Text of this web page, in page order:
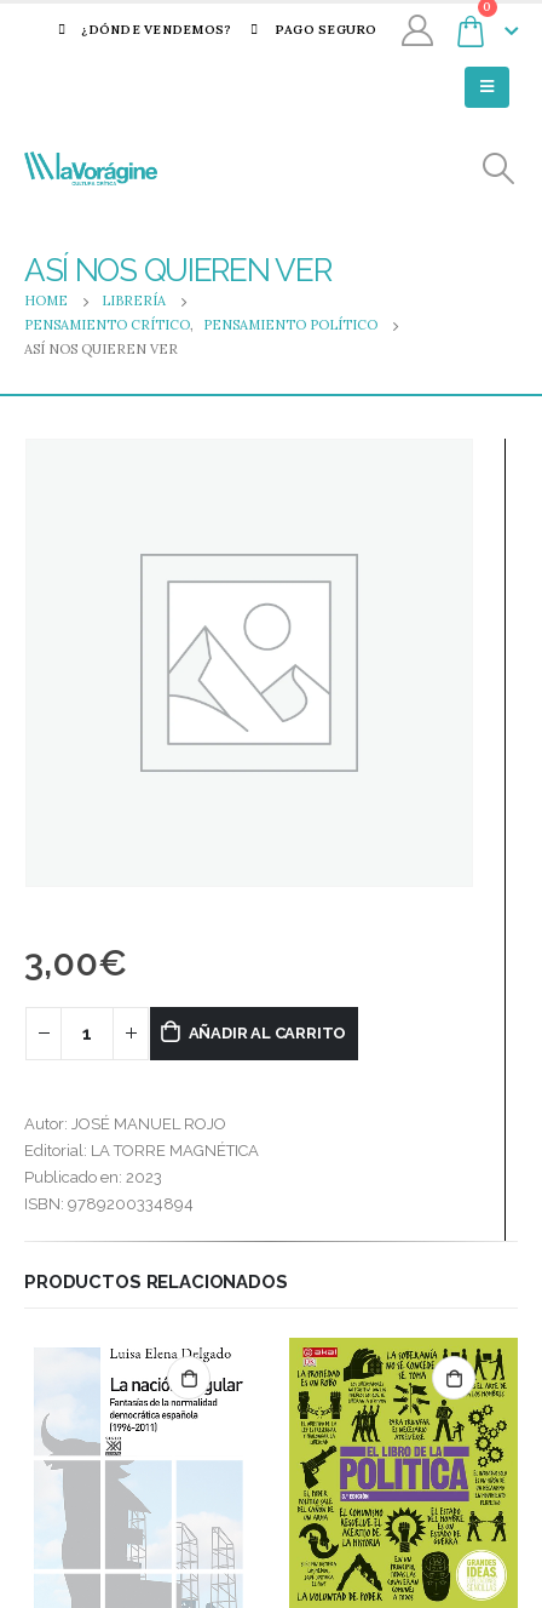
¿DÓNDE VENDEMOS? PAGO SEGURO
0
ASÍ NOS QUIEREN VER
HOME
LIBRERÍA
PENSAMIENTO CRÍTICO,
PENSAMIENTO POLÍTICO
ASÍ NOS QUIEREN VER
3,00€
AÑADIR AL CARRITO
Autor: JOSÉ MANUEL ROJO
Editorial: LA TORRE MAGNÉTICA
Publicado en: 2023
ISBN: 9789200334894
PRODUCTOS RELACIONADOS